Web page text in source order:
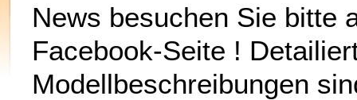
News besuchen Sie bitte
Facebook-Seite !
Modellbeschreibungen